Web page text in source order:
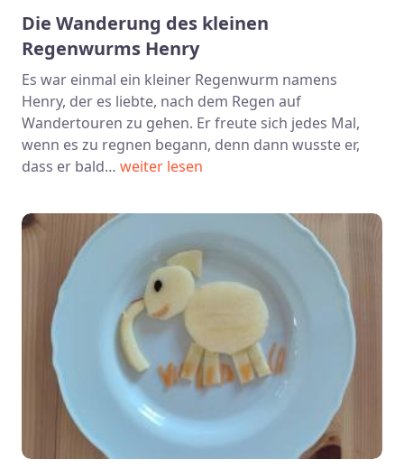
Die Wanderung des kleinen
Regenwurms Henry
Es war einmal ein kleiner Regenwurm namens
Henry, der es liebte, nach dem Regen auf
Wandertouren zu gehen. Er freute sich jedes Mal,
wenn es zu regnen begann, denn dann wusste er,
dass er bald… weiter lesen